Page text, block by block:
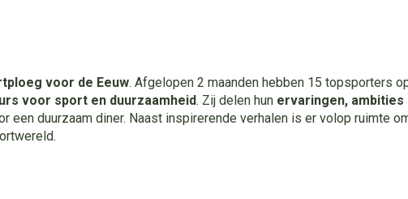
voor de Eeuw. Afgelopen 2 maanden hebben 15 topsporters
voor sport en duurzaamheid. Zij delen hun ervaringen, ambities
een duurzaam diner. Naast inspirerende verhalen is er volop ruimte